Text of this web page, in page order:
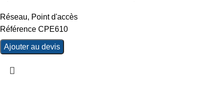
Réseau, Point d'accès
Référence CPE610
Ajouter au devis